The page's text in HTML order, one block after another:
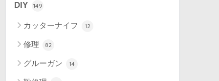
DIY 149
カッターナイフ 12
修理 82
グルーガン 14